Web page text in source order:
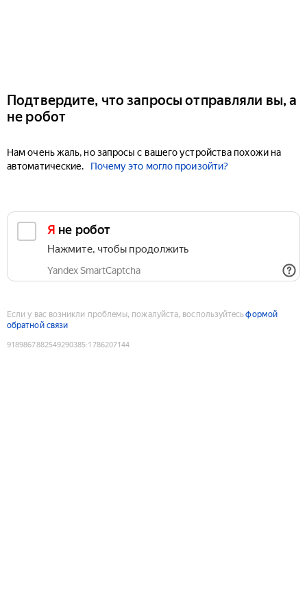
Подтвердите, что запросы отправляли вы, а
не робот
Нам очень жаль, но запросы с вашего устройства похожи на
автоматические.
Почему это могло произойти?
Я не робот
Нажмите, чтобы продолжить
Yandex SmartCaptcha
Если у вас возникли проблемы, пожалуйста, воспользуйтесьформой
обратной связи
9189867882549290385:1786207144